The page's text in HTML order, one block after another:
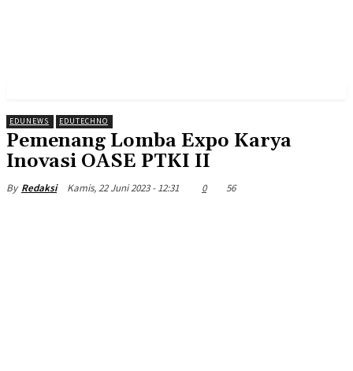
EDUNEWS EDUTECHNO
Pemenang Lomba Expo Karya
Inovasi OASE PTKI II
By Redaksi Kamis, 22 Juni 2023 - 12:31 0 56